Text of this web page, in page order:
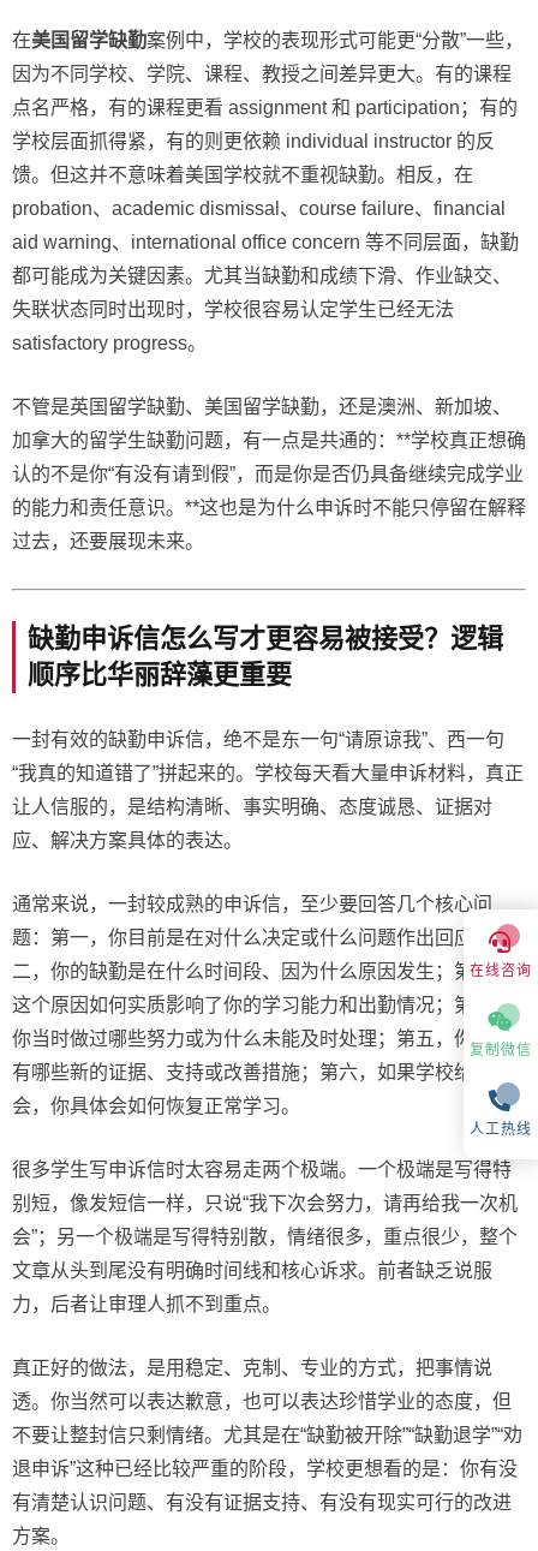
在美国留学缺勤案例中，学校的表现形式可能更“分散”一些，
因为不同学校、学院、课程、教授之间差异更大。有的课程
点名严格，有的课程更看 assignment 和 participation；有的
学校层面抓得紧，有的则更依赖 individual instructor 的反
馈。但这并不意味着美国学校就不重视缺勤。相反，在
probation、academic dismissal、course failure、financial
aid warning、international office concern 等不同层面，缺勤
都可能成为关键因素。尤其当缺勤和成绩下滑、作业缺交、
失联状态同时出现时，学校很容易认定学生已经无法
satisfactory progress。
不管是英国留学缺勤、美国留学缺勤，还是澳洲、新加坡、
加拿大的留学生缺勤问题，有一点是共通的：**学校真正想确
认的不是你“有没有请到假”，而是你是否仍具备继续完成学业
的能力和责任意识。**这也是为什么申诉时不能只停留在解释
过去，还要展现未来。
缺勤申诉信怎么写才更容易被接受？逻辑
顺序比华丽辞藻更重要
一封有效的缺勤申诉信，绝不是东一句“请原谅我”、西一句
“我真的知道错了”拼起来的。学校每天看大量申诉材料，真正
让人信服的，是结构清晰、事实明确、态度诚恳、证据对
应、解决方案具体的表达。
通常来说，一封较成熟的申诉信，至少要回答几个核心问
题：第一，你目前是在对什么决定或什么问题作出回应；第
二，你的缺勤是在什么时间段、因为什么原因发生；第三，
这个原因如何实质影响了你的学习能力和出勤情况；第四，
你当时做过哪些努力或为什么未能及时处理；第五，你现在
有哪些新的证据、支持或改善措施；第六，如果学校给你机
会，你具体会如何恢复正常学习。
很多学生写申诉信时太容易走两个极端。一个极端是写得特
别短，像发短信一样，只说“我下次会努力，请再给我一次机
会”；另一个极端是写得特别散，情绪很多，重点很少，整个
文章从头到尾没有明确时间线和核心诉求。前者缺乏说服
力，后者让审理人抓不到重点。
真正好的做法，是用稳定、克制、专业的方式，把事情说
透。你当然可以表达歉意，也可以表达珍惜学业的态度，但
不要让整封信只剩情绪。尤其是在“缺勤被开除”“缺勤退学”“劝
退申诉”这种已经比较严重的阶段，学校更想看的是：你有没
有清楚认识问题、有没有证据支持、有没有现实可行的改进
方案。
在线咨询
复制微信
人工热线